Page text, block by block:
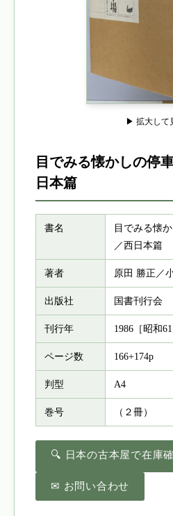
▶ 拡大して
目でみる懐かしの停
日本篇
書名
目でみる懐
／西日本篇
著者 原田 勝正／
出版社 国書刊行会
刊行年 1986［昭和
ページ数 166+174p
判型 A4
巻号 （２冊）
🔍 日本の古本屋で在庫
✉ お問い合わせ